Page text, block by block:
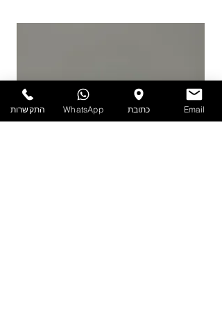
להזמנות חייגו 03-6820196 או השאירו פניה
באתר/וואטסאפ.
התקשרות WhatsApp כתובת Email